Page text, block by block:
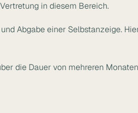
in diesem Bereich.
Abgabe einer Selbstanzeige.
die Dauer von mehreren